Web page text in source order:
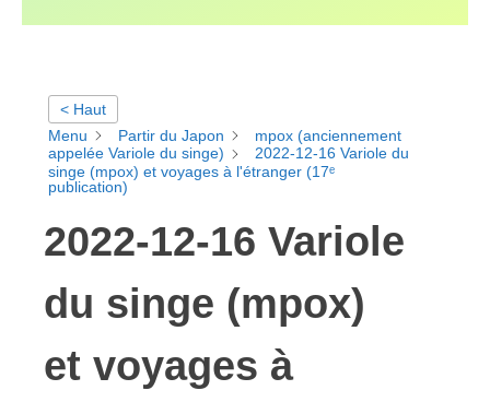
< Haut
Menu
Partir du Japon
mpox (anciennement
appelée Variole du singe)
2022-12-16 Variole du
singe (mpox) et voyages à l'étranger (17ᵉ
publication)
2022-12-16 Variole
du singe (mpox)
et voyages à